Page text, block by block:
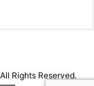
All Rights Reserved.